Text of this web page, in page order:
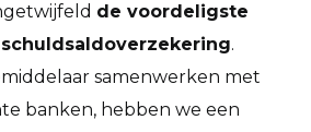
de voordeligste
.
samenwerken met
banken, hebben we een